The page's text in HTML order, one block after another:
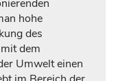
hohe
des
dem
Umwelt einen